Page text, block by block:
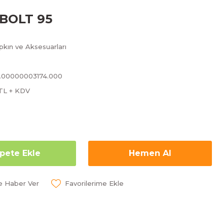
95
ve Aksesuarları
+ KDV
Ekle Hemen Al
Haber Ver